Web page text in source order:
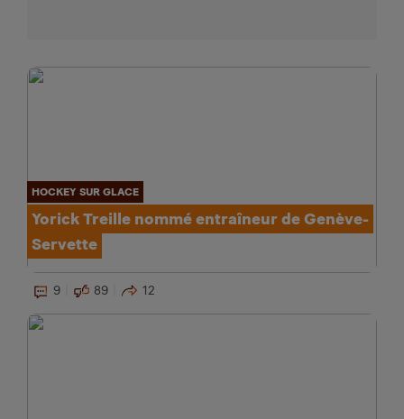
HOCKEY SUR GLACE
Yorick Treille nommé entraîneur de Genève-
Servette
9 89 12